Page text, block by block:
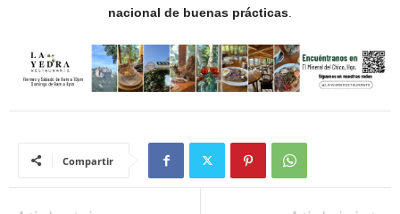
nacional de buenas prácticas
Compartir